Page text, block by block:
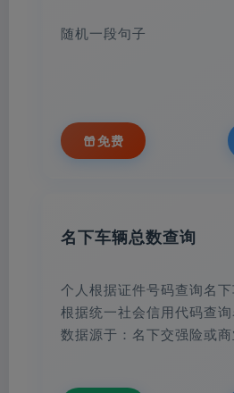
随机一段句子
免费
名下车辆总数查询
个人根据证件号码查询名
根据统一社会信用代码查询
数据源于：名下交强险或
数，精准无误！ Ps：才购